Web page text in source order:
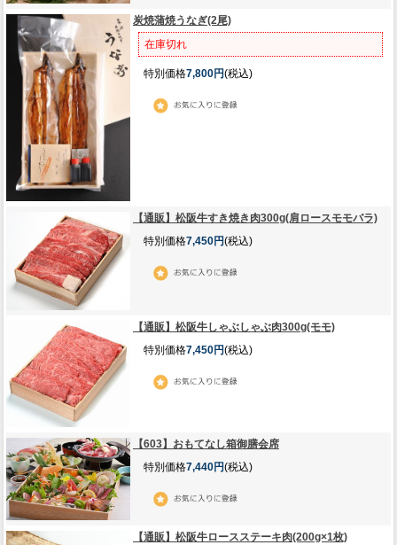
炭焼蒲焼うなぎ(2尾)
在庫切れ
特別価格7,800円(税込)
【通販】松阪牛すき焼き肉300g(肩ロースモモバラ)
特別価格7,450円(税込)
【通販】松阪牛しゃぶしゃぶ肉300g(モモ)
特別価格7,450円(税込)
【603】おもてなし箱御膳会席
特別価格7,440円(税込)
【通販】松阪牛ロースステーキ肉(200g×1枚)